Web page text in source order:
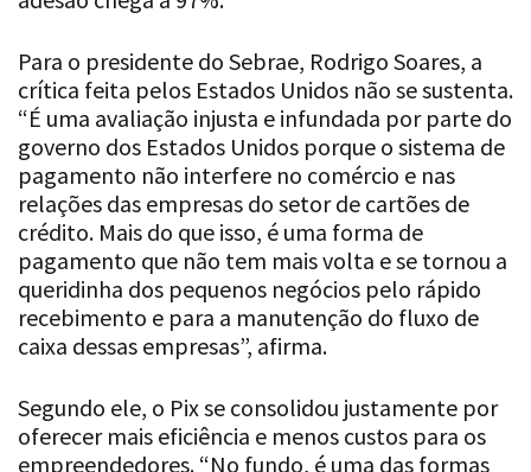
Para o presidente do Sebrae, Rodrigo Soares, a
crítica feita pelos Estados Unidos não se sustenta.
“É uma avaliação injusta e infundada por parte do
governo dos Estados Unidos porque o sistema de
pagamento não interfere no comércio e nas
relações das empresas do setor de cartões de
crédito. Mais do que isso, é uma forma de
pagamento que não tem mais volta e se tornou a
queridinha dos pequenos negócios pelo rápido
recebimento e para a manutenção do fluxo de
caixa dessas empresas”, afirma.
Segundo ele, o Pix se consolidou justamente por
oferecer mais eficiência e menos custos para os
empreendedores. “No fundo, é uma das formas
que o setor utiliza para criar mais oportunidades